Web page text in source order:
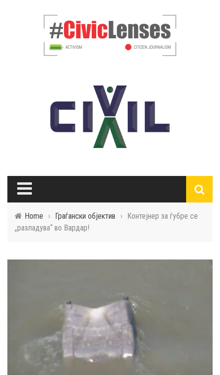
Home › Граѓански објектив › Kонтејнер за ѓубре се
„разладува“ во Вардар!